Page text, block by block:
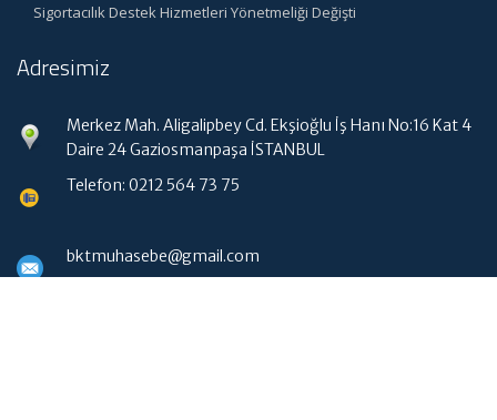
Sigortacılık Destek Hizmetleri Yönetmeliği Değişti
Adresimiz
Merkez Mah. Aligalipbey Cd. Ekşioğlu İş Hanı No:16 Kat 4
Daire 24 Gaziosmanpaşa İSTANBUL
Telefon: 0212 564 73 75
bktmuhasebe@gmail.com